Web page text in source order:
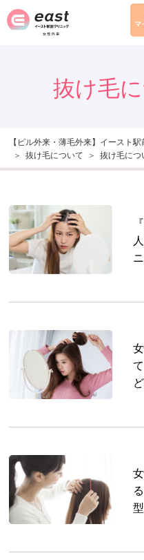
マ
抜け毛
【ピル外来・薄毛外来】イースト
抜け毛について
抜け毛につ